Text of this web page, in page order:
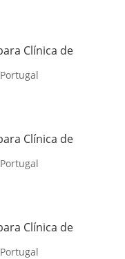
Clínica de
Clínica de
Clínica de